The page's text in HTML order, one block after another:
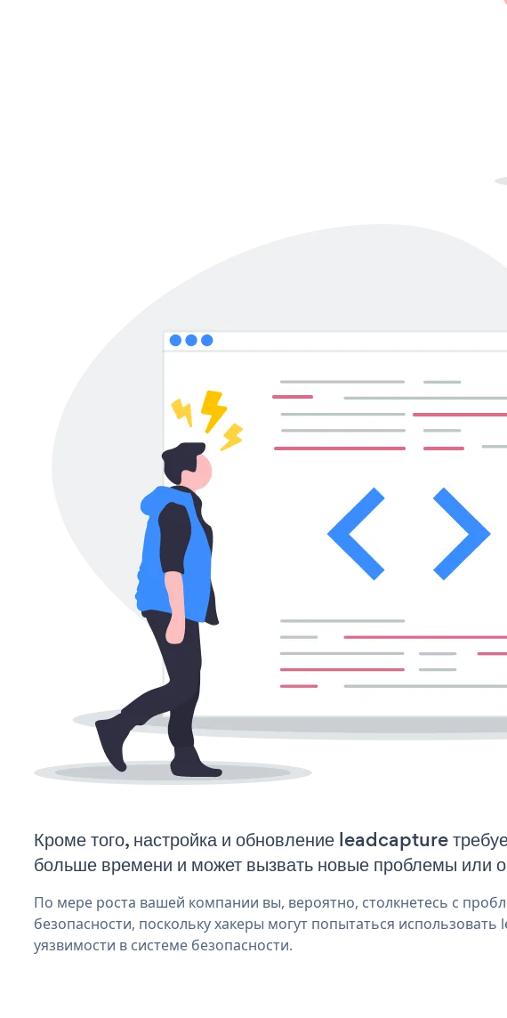
Кроме того, настройка и обновление leadcapture
больше времени и может вызвать новые проблемы или
По мере роста вашей компании вы, вероятно, столкнетесь с
безопасности, поскольку хакеры могут попытаться использовать
уязвимости в системе безопасности.